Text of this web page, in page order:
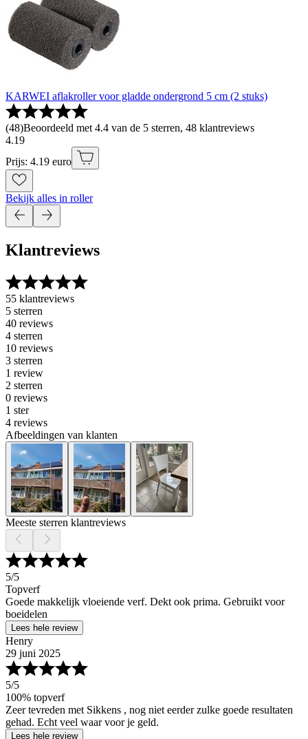
KARWEI aflakroller voor gladde ondergrond 5 cm (2 stuks)
(48)Beoordeeld met 4.4 van de 5 sterren, 48 klantreviews
4.19
Prijs: 4.19 euro
Bekijk alles in roller
Klantreviews
55 klantreviews
5 sterren
40 reviews
4 sterren
10 reviews
3 sterren
1 review
2 sterren
0 reviews
1 ster
4 reviews
Afbeeldingen van klanten
Meeste sterren klantreviews
5/5
Topverf
Goede makkelijk vloeiende verf. Dekt ook prima. Gebruikt voor
boeidelen
Lees hele review
Henry
29 juni 2025
5/5
100% topverf
Zeer tevreden met Sikkens , nog niet eerder zulke goede resultaten
gehad. Echt veel waar voor je geld.
Lees hele review